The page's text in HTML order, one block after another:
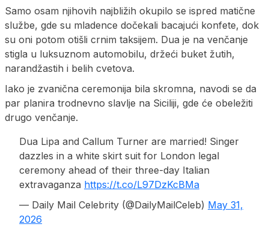
Samo osam njihovih najbližih okupilo se ispred matične
službe, gde su mladence dočekali bacajući konfete, dok
su oni potom otišli crnim taksijem. Dua je na venčanje
stigla u luksuznom automobilu, držeći buket žutih,
narandžastih i belih cvetova.
Iako je zvanična ceremonija bila skromna, navodi se da
par planira trodnevno slavlje na Siciliji, gde će obeležiti
drugo venčanje.
Dua Lipa and Callum Turner are married! Singer
dazzles in a white skirt suit for London legal
ceremony ahead of their three-day Italian
extravaganza https://t.co/L97DzKcBMa
— Daily Mail Celebrity (@DailyMailCeleb) May 31,
2026